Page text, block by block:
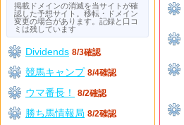
掲載ドメインの消滅を当サイトが確
認した予想サイト。移転・ドメイン
変更の場合があります。記録と口コ
ミは残しています
Dividends 8/3確認
競馬キャンプ 8/4確認
ウマ番長！ 8/2確認
勝ち馬情報局 8/2確認